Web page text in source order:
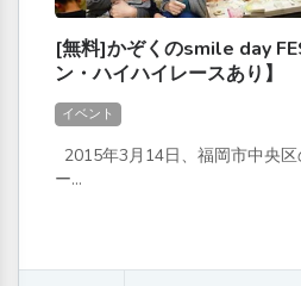
[無料]かぞくのsmile day
ン・ハイハイレースあり】
イベント
2015年3月14日、福岡市中央
ー...